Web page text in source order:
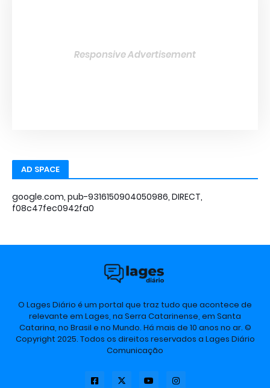
Responsive Advertisement
AD SPACE
google.com, pub-9316150904050986, DIRECT,
f08c47fec0942fa0
O Lages Diário é um portal que traz tudo que acontece de
relevante em Lages, na Serra Catarinense, em Santa
Catarina, no Brasil e no Mundo. Há mais de 10 anos no ar. ©
Copyright 2025. Todos os direitos reservados a Lages Diário
Comunicação